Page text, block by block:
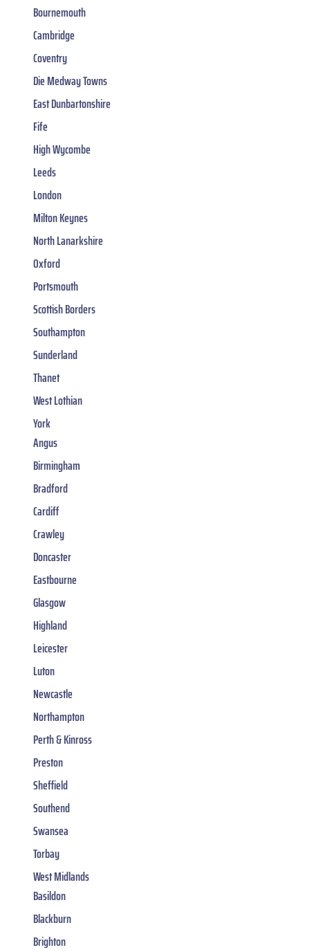
Bournemouth
Cambridge
Coventry
Die Medway Towns
East Dunbartonshire
Fife
High Wycombe
Leeds
London
Milton Keynes
North Lanarkshire
Oxford
Portsmouth
Scottish Borders
Southampton
Sunderland
Thanet
West Lothian
York
Angus
Birmingham
Bradford
Cardiff
Crawley
Doncaster
Eastbourne
Glasgow
Highland
Leicester
Luton
Newcastle
Northampton
Perth & Kinross
Preston
Sheffield
Southend
Swansea
Torbay
West Midlands
Basildon
Blackburn
Brighton